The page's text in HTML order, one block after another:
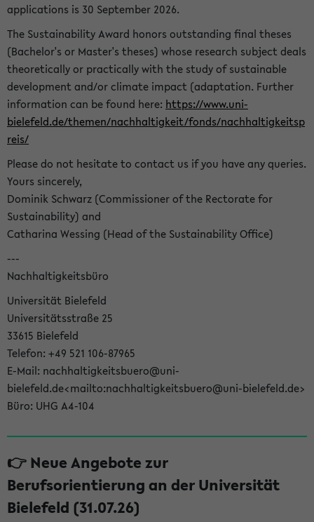
applications is 30 September 2026.
The Sustainability Award honors outstanding final theses
(Bachelor's or Master's theses) whose research subject deals
theoretically or practically with the study of sustainable
development and/or climate impact (adaptation. Further
information can be found here: https://www.uni-
bielefeld.de/themen/nachhaltigkeit/fonds/nachhaltigkeitsp
reis/
Please do not hesitate to contact us if you have any queries.
Yours sincerely,
Dominik Schwarz (Commissioner of the Rectorate for
Sustainability) and
Catharina Wessing (Head of the Sustainability Office)
---
Nachhaltigkeitsbüro
Universität Bielefeld
Universitätsstraße 25
33615 Bielefeld
Telefon: +49 521 106-87965
E-Mail: nachhaltigkeitsbuero@uni-
bielefeld.de<mailto:nachhaltigkeitsbuero@uni-bielefeld.de>
Büro: UHG A4-104
👉 Neue Angebote zur
Berufsorientierung an der Universität
Bielefeld (31.07.26)